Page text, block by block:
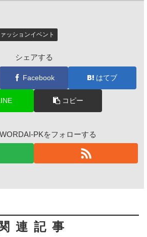
ッションイベント
シェアする
Facebook はてブ
コピー
PKをフォローする
連記事